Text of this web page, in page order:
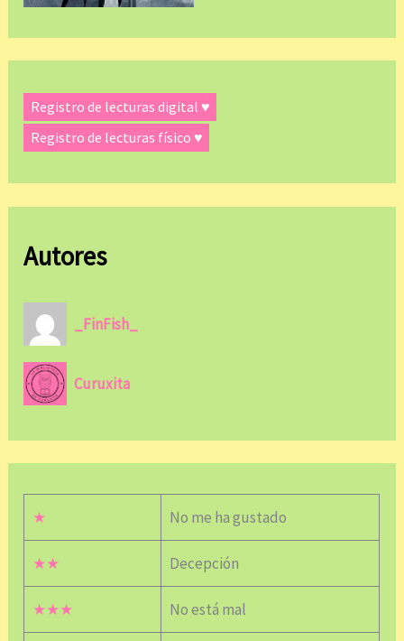
Registro de lecturas digital ♥
Registro de lecturas físico ♥
Autores
_FinFish_
Curuxita
★ No me ha gustado
★★ Decepción
★★★ No está mal